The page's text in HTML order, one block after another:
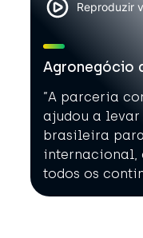
Reproduzir
Agronegócio
”A parceria
ajudou a
brasileira
internacional,
todos os